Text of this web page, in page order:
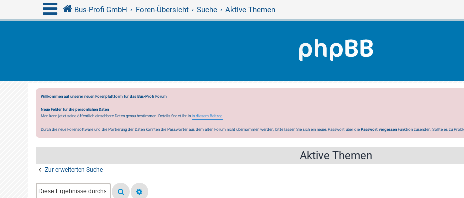
Bus-Profi GmbH Foren-Übersicht Suche Aktive Themen
Willkommen auf unserer neuen Forenplattform für das Bus-Profi Forum
Neue Felder für die persönlichen Daten
Man kann jetzt seine öffentlich einsehbare Daten genau bestimmen. Details findet ihr in in diesem Beitrag.
Durch die neue Forensoftware und die Portierung der Daten konnten die Passwörter aus dem alten Forum nicht übernommen werden, bitte lassen Sie sich ein neues Passwort über die Passwort vergessen Funktion zusenden. Sollte es zu
Aktive Themen
Zur erweiterten Suche